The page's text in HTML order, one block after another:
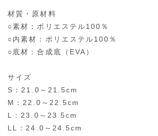
材質・原材料
○素材：ポリエステル100％
○内素材：ポリエステル100％
○底材：合成底（EVA）
サイズ
S：21.0～21.5cm
M：22.0～22.5cm
L：23.0～23.5cm
LL：24.0～24.5cm